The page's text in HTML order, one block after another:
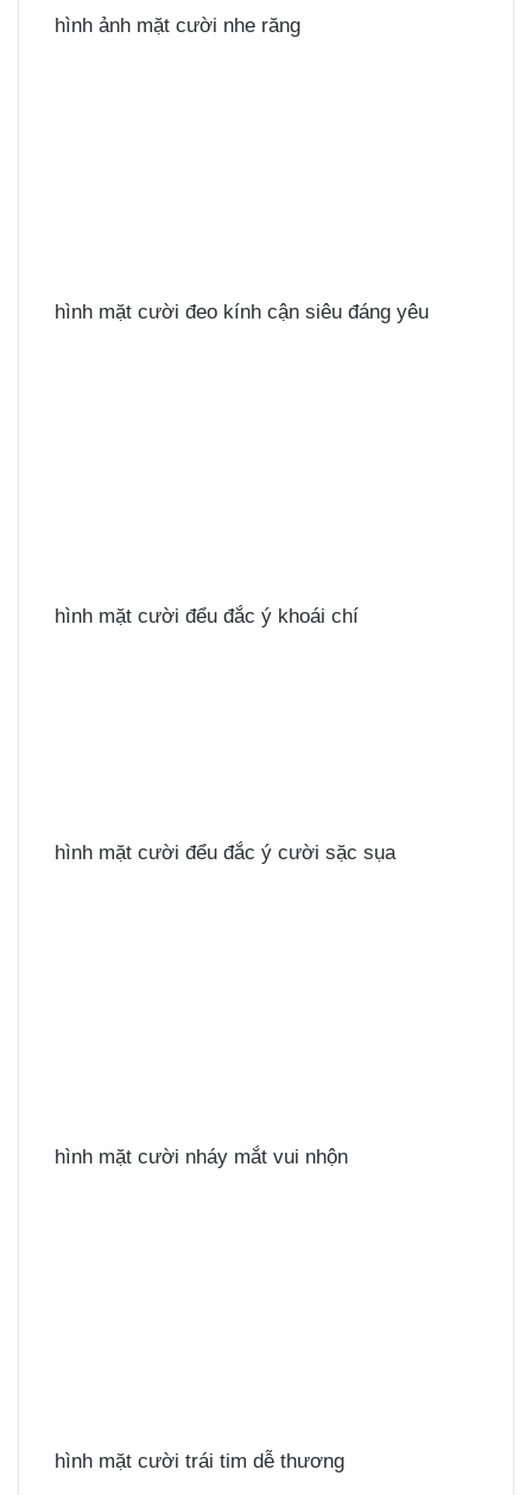
hình ảnh mặt cười nhe răng
hình mặt cười đeo kính cận siêu đáng yêu
hình mặt cười đểu đắc ý khoái chí
hình mặt cười đểu đắc ý cười sặc sụa
hình mặt cười nháy mắt vui nhộn
hình mặt cười trái tim dễ thương